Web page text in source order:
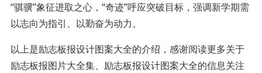
“骐骥”象征进取之心，“奇迹”呼应突破目标，强调新学期需
以志向为指引、以勤奋为动力。
以上是励志板报设计图案大全的介绍，感谢阅读更多关于
励志板报图片大全集、励志板报设计图案大全的信息关注